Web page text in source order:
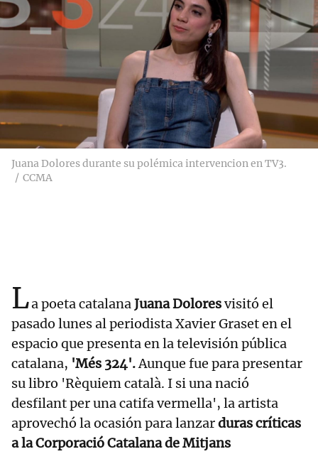
Juana Dolores durante su polémica intervencion en TV3.
CCMA
La poeta catalanaJuana Doloresvisitó el
pasado lunes al periodista Xavier Graset en el
espacio que presenta en la televisión pública
catalana, 'Més 324'.Aunque fue para presentar
su libro 'Rèquiem català. I si una nació
desfilant per una catifa vermella', la artista
aprovechó la ocasión para lanzarduras críticas
a la Corporació Catalana de Mitjans